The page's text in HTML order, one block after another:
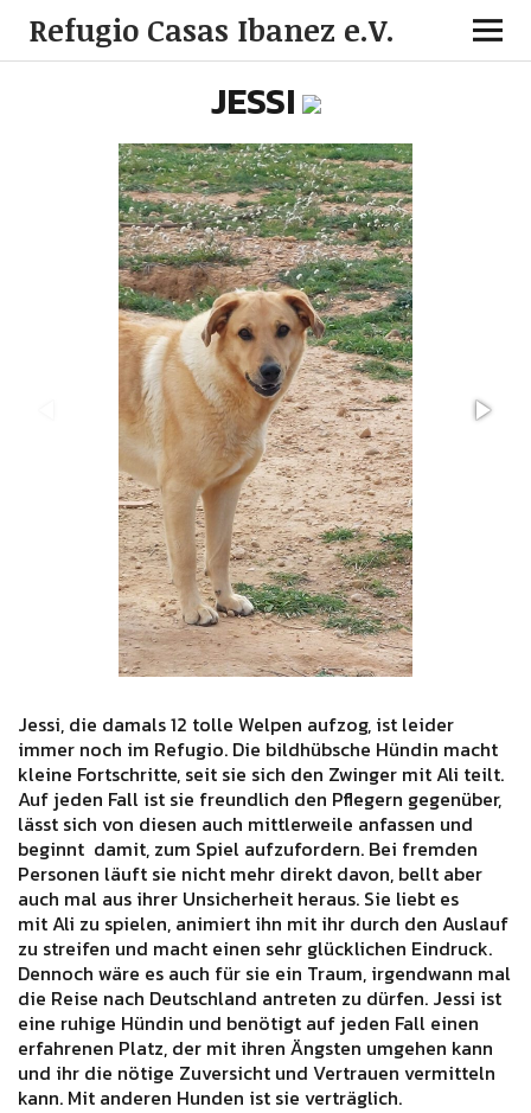
Refugio Casas Ibanez e.V.
JESSI
Jessi, die damals 12 tolle Welpen aufzog, ist leider
immer noch im Refugio. Die bildhübsche Hündin macht
kleine Fortschritte, seit sie sich den Zwinger mit Ali teilt.
Auf jeden Fall ist sie freundlich den Pflegern gegenüber,
lässt sich von diesen auch mittlerweile anfassen und
beginnt damit, zum Spiel aufzufordern. Bei fremden
Personen läuft sie nicht mehr direkt davon, bellt aber
auch mal aus ihrer Unsicherheit heraus. Sie liebt es
mit Ali zu spielen, animiert ihn mit ihr durch den Auslauf
zu streifen und macht einen sehr glücklichen Eindruck.
Dennoch wäre es auch für sie ein Traum, irgendwann mal
die Reise nach Deutschland antreten zu dürfen. Jessi ist
eine ruhige Hündin und benötigt auf jeden Fall einen
erfahrenen Platz, der mit ihren Ängsten umgehen kann
und ihr die nötige Zuversicht und Vertrauen vermitteln
kann. Mit anderen Hunden ist sie verträglich.